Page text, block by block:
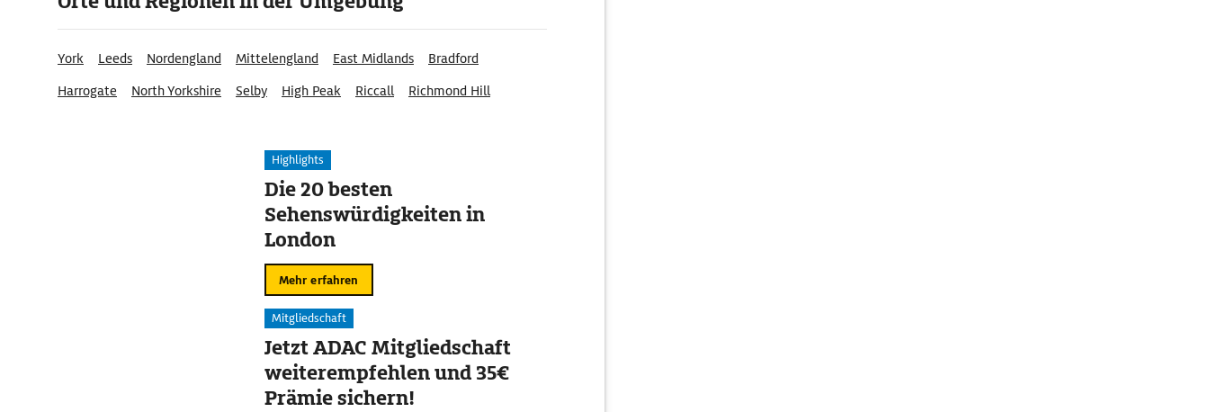
York Leeds Nordengland Mittelengland East Midlands
Bradford
Harrogate
North Yorkshire Selby High Peak Riccall Richmond Hill
Highlights
Die 20 besten
Sehenswürdigkeiten in
London
Mehr erfahren
Mitgliedschaft
Jetzt ADAC Mitgliedschaft
weiterempfehlen und 35€
Prämie sichern!